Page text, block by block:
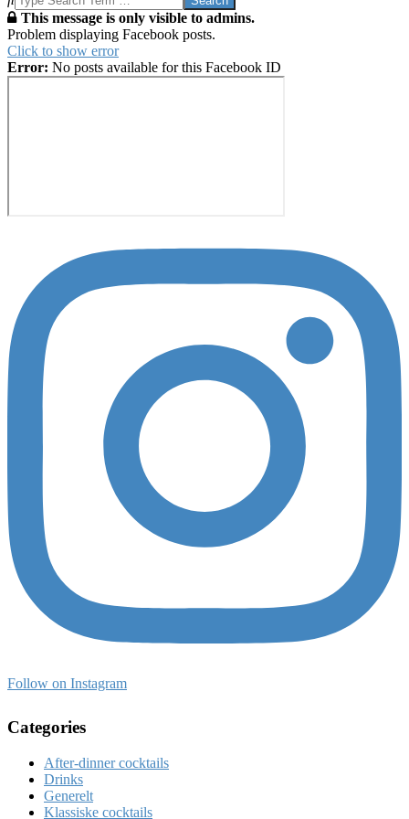
This message is only visible to admins.
Problem displaying Facebook posts.
Click to show error
Error: No posts available for this Facebook ID
Follow on Instagram
Categories
After-dinner cocktails
Drinks
Generelt
Klassiske cocktails